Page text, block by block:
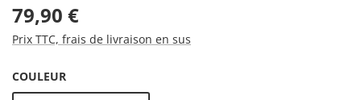
Prix régulier :
79,90 €
Prix TTC, frais de livraison en sus
SÉLECTIONNEZ
COULEUR